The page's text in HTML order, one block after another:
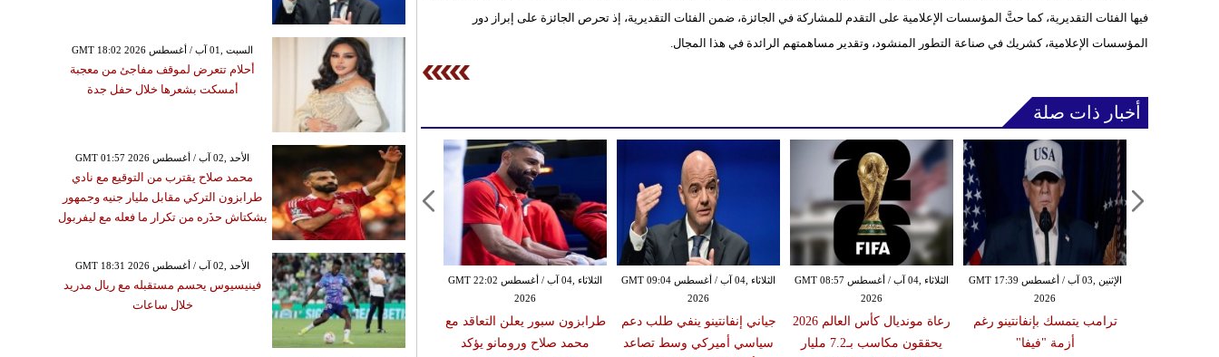
فيها الفئات التقديرية، كما حثَّ المؤسسات الإعلامية على التقدم للمشاركة في الجائزة، ضمن الفئات التقديرية، إذ تحرص الجائزة على إبراز دور
المؤسسات الإعلامية، كشريك في صناعة التطور المنشود، وتقدير مساهمتهم الرائدة في هذا المجال.
أخبار ذات صلة
الأربعاء ,05 آب / أغسطس GMT 19:51
2026
إنفانتينو يدعو قادة الفيفا إلى
اجتماع طارئ في المغرب مع
الثلاثاء ,04 آب / أغسطس GMT 22:02
2026
طرابزون سبور يعلن التعاقد مع
محمد صلاح ورومانو يؤكد
الثلاثاء ,04 آب / أغسطس GMT 09:04
2026
جياني إنفانتينو ينفي طلب دعم
سياسي أميركي وسط تصاعد
الثلاثاء ,04 آب / أغسطس GMT 08:57
2026
رعاة مونديال كأس العالم 2026
يحققون مكاسب بـ7.2 مليار
الإثنين ,03 آب / أغسطس GMT 17:39
2026
ترامب يتمسك بإنفانتينو رغم
أزمة "فيفا"
GMT 18:02 2026 السبت ,01 آب / أغسطس
أحلام تتعرض لموقف مفاجئ من معجبة
أمسكت بشعرها خلال حفل جدة
GMT 01:57 2026 الأحد ,02 آب / أغسطس
محمد صلاح يقترب من التوقيع مع نادي
طرابزون التركي مقابل مليار جنيه وجمهور
بشكتاش حذَره من تكرار ما فعله مع ليفربول
GMT 18:31 2026 الأحد ,02 آب / أغسطس
فينيسيوس يحسم مستقبله مع ريال مدريد
خلال ساعات